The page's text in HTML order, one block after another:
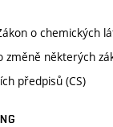
o chemických
změně některých
předpisů (CS)